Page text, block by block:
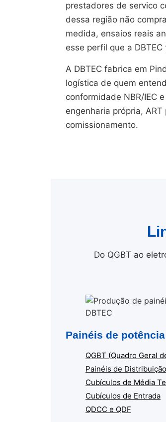
prestadores de servico
dessa região não
medida, ensaios reais
esse perfil que a DBTEC
A DBTEC fabrica em
logística de quem
conformidade NBR/IEC
engenharia própria,
comissionamento.
Do QGBT ao
Painéis de potência
QGBT (Quadro Geral
Painéis de Distribuição
Cubículos de Média
Cubículos de Entrada
QDCC e QDF